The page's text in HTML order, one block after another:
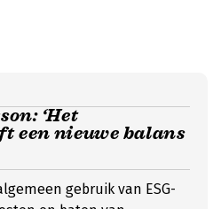
‘Het
een nieuwe balans
gebruik van ESG-